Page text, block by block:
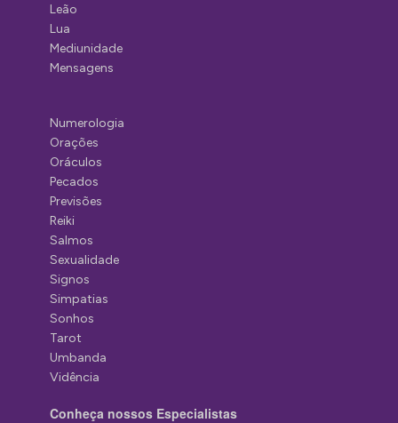
Leão
Lua
Mediunidade
Mensagens
Numerologia
Orações
Oráculos
Pecados
Previsões
Reiki
Salmos
Sexualidade
Signos
Simpatias
Sonhos
Tarot
Umbanda
Vidência
Conheça nossos Especialistas